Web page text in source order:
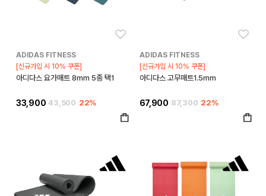
ADIDAS FITNESS
[신규가입 시 10% 쿠폰]
아디다스 요가매트 8mm 5종 택1
33,900 43,500 22%
ADIDAS FITNESS
[신규가입 시 10% 쿠폰]
아디다스 고무매트1.5mm
67,900 87,300 22%